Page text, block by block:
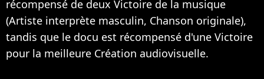
récompensé de deux Victoire de la musique
(Artiste interprète masculin, Chanson originale),
tandis que le docu est récompensé d'une Victoire
pour la meilleure Création audiovisuelle.